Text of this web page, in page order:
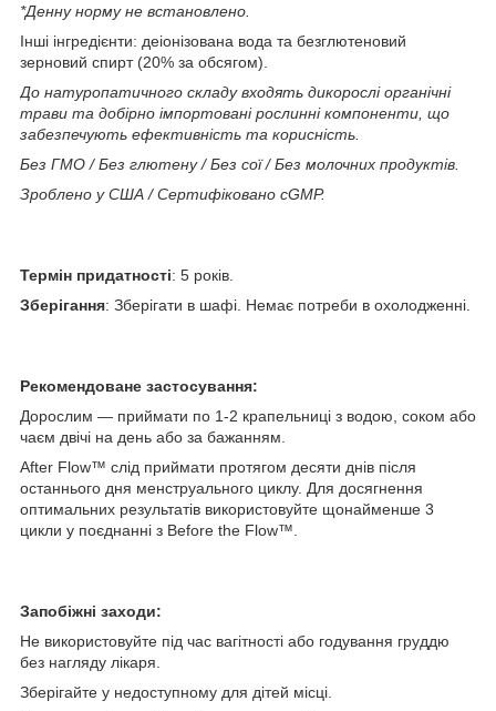
*Денну норму не встановлено.
Інші інгредієнти: деіонізована вода та безглютеновий
зерновий спирт (20% за обсягом).
До натуропатичного складу входять дикорослі органічні
трави та добірно імпортовані рослинні компоненти, що
забезпечують ефективність та корисність.
Без ГМО / Без глютену / Без сої / Без молочних продуктів.
Зроблено у США / Сертифіковано cGMP.
Термін придатності: 5 років.
Зберігання: Зберігати в шафі. Немає потреби в охолодженні.
Рекомендоване застосування:
Дорослим — приймати по 1-2 крапельниці з водою, соком або
чаєм двічі на день або за бажанням.
After Flow™ слід приймати протягом десяти днів після
останнього дня менструального циклу. Для досягнення
оптимальних результатів використовуйте щонайменше 3
цикли у поєднанні з Before the Flow™.
Запобіжні заходи:
Не використовуйте під час вагітності або годування груддю
без нагляду лікаря.
Зберігайте у недоступному для дітей місці.